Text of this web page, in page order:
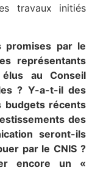
travaux initiés
promises par le
représentants
au Conseil
? Y-a-t-il des
budgets récents
des
seront-ils
par le CNIS ?
encore un «